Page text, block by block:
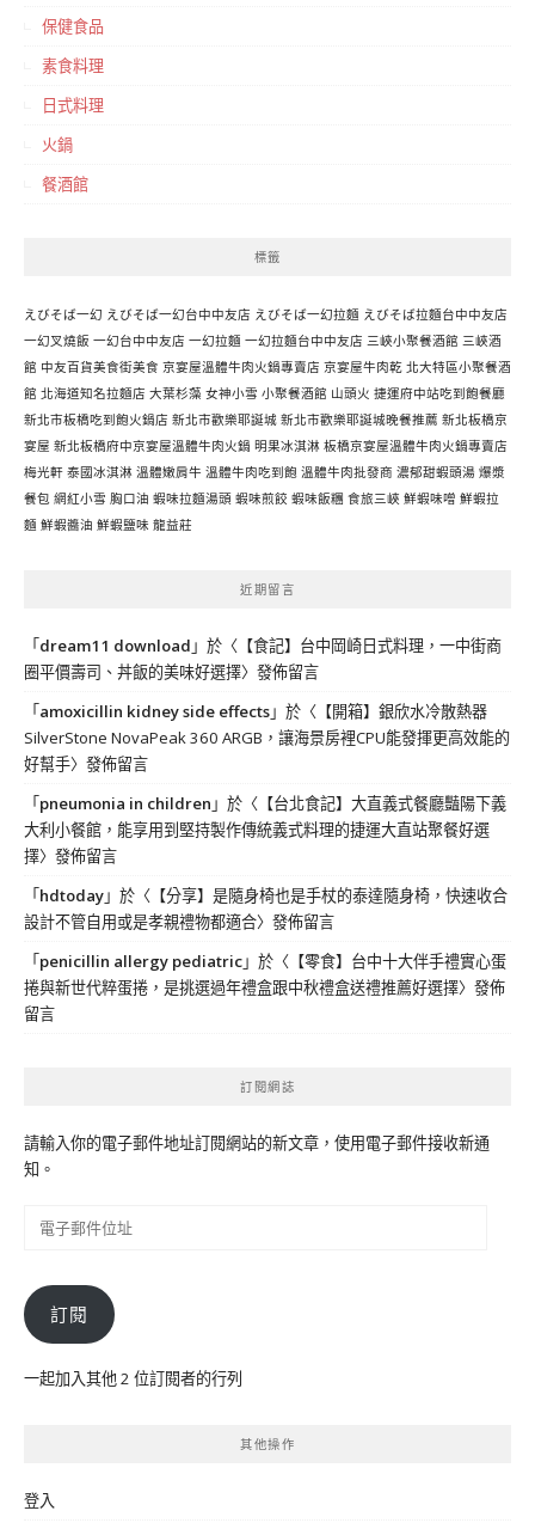
保健食品
素食料理
日式料理
火鍋
餐酒館
標籤
えびそば一幻 えびそば一幻台中中友店 えびそば一幻拉麵 えびそば拉麵台中中友店
一幻叉燒飯 一幻台中中友店 一幻拉麵 一幻拉麵台中中友店 三峽小聚餐酒館 三峽酒
館 中友百貨美食街美食 京宴屋溫體牛肉火鍋專賣店 京宴屋牛肉乾 北大特區小聚餐酒
館 北海道知名拉麵店 大葉杉藻 女神小雪 小聚餐酒館 山頭火 捷運府中站吃到飽餐廳
新北市板橋吃到飽火鍋店 新北市歡樂耶誕城 新北市歡樂耶誕城晚餐推薦 新北板橋京
宴屋 新北板橋府中京宴屋溫體牛肉火鍋 明果冰淇淋 板橋京宴屋溫體牛肉火鍋專賣店
梅光軒 泰國冰淇淋 溫體嫩肩牛 溫體牛肉吃到飽 溫體牛肉批發商 濃郁甜蝦頭湯 爆漿
餐包 網紅小雪 胸口油 蝦味拉麵湯頭 蝦味煎餃 蝦味飯糰 食旅三峽 鮮蝦味噌 鮮蝦拉
麵 鮮蝦醬油 鮮蝦鹽味 龍益莊
近期留言
「dream11 download 」於〈 【食記】台中岡崎日式料理，一中街商
圈平價壽司、丼飯的美味好選擇〉發佈留言
「amoxicillin kidney side effects」於〈 【開箱】銀欣水冷散熱器
SilverStone NovaPeak 360 ARGB，讓海景房裡CPU能發揮更高效能的
好幫手〉發佈留言
「pneumonia in children 」於〈 【台北食記】大直義式餐廳豔陽下義
大利小餐館，能享用到堅持製作傳統義式料理的捷運大直站聚餐好選
擇〉發佈留言
「hdtoday」於〈 【分享】是隨身椅也是手杖的泰達隨身椅，快速收合
設計不管自用或是孝親禮物都適合〉發佈留言
「penicillin allergy pediatric」於〈 【零食】台中十大伴手禮實心蛋
捲與新世代粹蛋捲，是挑選過年禮盒跟中秋禮盒送禮推薦好選擇〉發佈
留言
訂閱網誌
請輸入你的電子郵件地址訂閱網站的新文章，使用電子郵件接收新通
知。
件
位
訂閱
一起加入其他 2 位訂閱者的行列
其他操作
登入